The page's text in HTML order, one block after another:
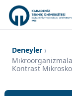
Deneyler
Kontrast